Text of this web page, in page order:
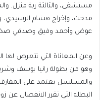
مستشفى، والثالثة ربة منزل.
مدحت، وإخراج هشام
عوض وأحمد وفيق وصدقي
وعن المعاناة التي تتعرض لها
وهو من بطولة رانيا يوسف
والمسلسل يعتمد على
البطلة التي تقرر الانفصال عن